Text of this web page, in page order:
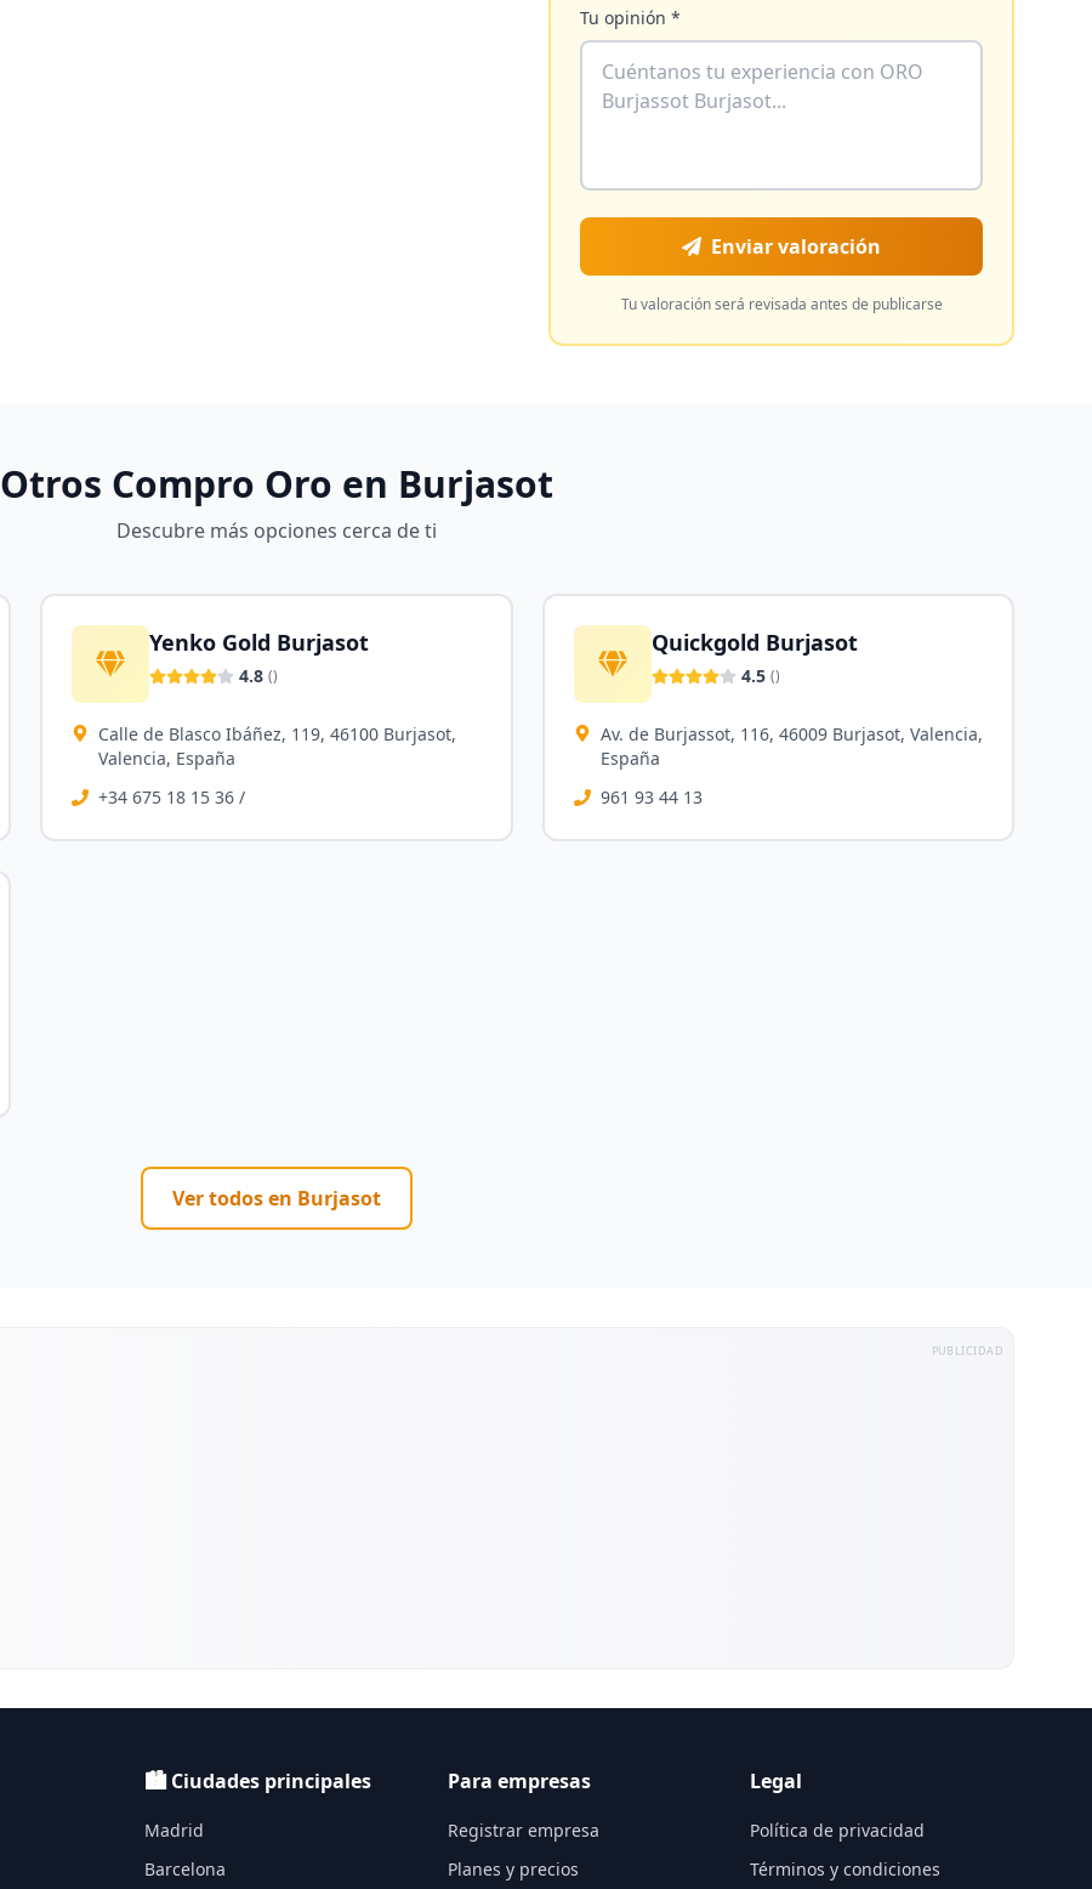
Tu opinión *
Enviar valoración
Tu valoración será revisada antes de publicarse
Otros Compro Oro en Burjasot
Descubre más opciones cerca de ti
Yenko Gold Burjasot
4.8 ()
Calle de Blasco Ibáñez, 119, 46100 Burjasot,
Valencia, España
+34 675 18 15 36 /
Quickgold Burjasot
4.5 ()
Av. de Burjassot, 116, 46009 Burjasot, Valencia,
España
961 93 44 13
Ver todos en Burjasot
PUBLICIDAD
🏙️ Ciudades principales
Madrid
Barcelona
Para empresas
Registrar empresa
Planes y precios
Legal
Política de privacidad
Términos y condiciones